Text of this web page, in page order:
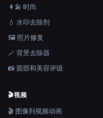
👩‍🎤 时尚
💧 水印去除剂
🖼️ 照片修复
🪄 背景去除器
📸 面部和美容评级
🎬视频
🎬 图像到视频动画